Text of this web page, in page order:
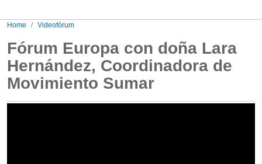
Home Videofórum
Fórum Europa con doña Lara
Hernández, Coordinadora de
Movimiento Sumar